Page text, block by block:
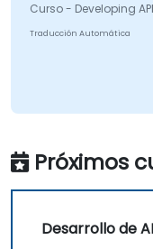
Curso - Developing
Traducción Automática
Próximos
Desarrollo de